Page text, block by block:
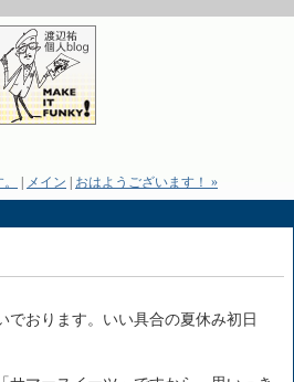
メイン おはようございます！ »
おります。いい具合の夏休み初日